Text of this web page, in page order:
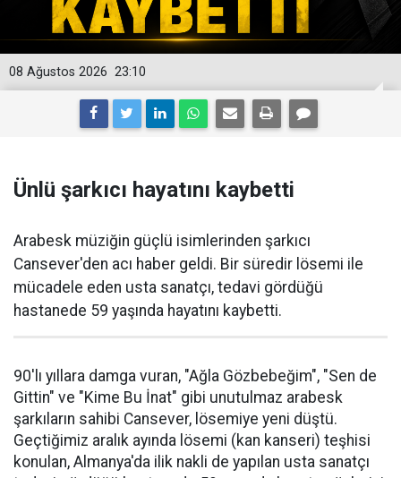
23:10
08 Ağustos 2026
Ünlü şarkıcı hayatını kaybetti
Arabesk müziğin güçlü isimlerinden şarkıcı
Cansever'den acı haber geldi. Bir süredir lösemi ile
mücadele eden usta sanatçı, tedavi gördüğü
hastanede 59 yaşında hayatını kaybetti.
90'lı yıllara damga vuran, "Ağla Gözbebeğim", "Sen de
Gittin" ve "Kime Bu İnat" gibi unutulmaz arabesk
şarkıların sahibi Cansever, lösemiye yeni düştü.
Geçtiğimiz aralık ayında lösemi (kan kanseri) teşhisi
konulan, Almanya'da ilik nakli de yapılan usta sanatçı